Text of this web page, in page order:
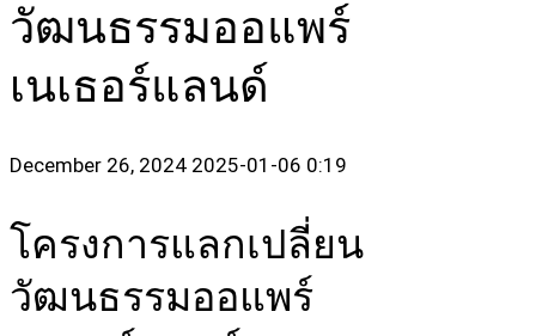
วัฒนธรรมออแพร์
เนเธอร์แลนด์
December 26, 2024 2025-01-06 0:19
โครงการแลกเปลี่ยน
วัฒนธรรมออแพร์